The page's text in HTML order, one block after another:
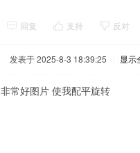
回复 支持 反对
发表于 2025-8-3 18:39:25 显示
非常好图片 使我配平旋转